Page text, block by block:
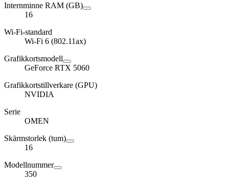
Internminne RAM (GB)
16
Wi-Fi-standard
Wi-Fi 6 (802.11ax)
Grafikkortsmodell
GeForce RTX 5060
Grafikkortstillverkare (GPU)
NVIDIA
Serie
OMEN
Skärmstorlek (tum)
16
Modellnummer
350